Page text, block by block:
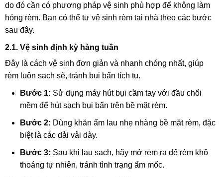
do đó cần có phương pháp vệ sinh phù hợp để không làm
hỏng rèm. Bạn có thể tự vệ sinh rèm tại nhà theo các bước
sau đây.
2.1. Vệ sinh định kỳ hàng tuần
Đây là cách vệ sinh đơn giản và nhanh chóng nhất, giúp
rèm luôn sạch sẽ, tránh bụi bẩn tích tụ.
Bước 1: Sử dụng máy hút bụi cầm tay với đầu chổi
mềm để hút sạch bụi bẩn trên bề mặt rèm.
Bước 2: Dùng khăn ẩm lau nhẹ nhàng bề mặt rèm, đặc
biệt là các dải vải dày.
Bước 3: Sau khi lau sạch, hãy mở rèm ra để rèm khô
thoáng tự nhiên, tránh tình trạng ẩm mốc.